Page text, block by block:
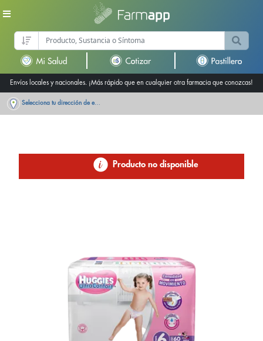
Envíos locales y nacionales. ¡Más rápido que en cualquier otra farmacia que conozcas!
Selecciona tu dirección de entrega
Producto no disponible